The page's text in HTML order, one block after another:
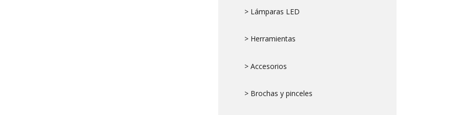
> Lámparas LED
> Herramientas
> Accesorios
> Brochas y pinceles